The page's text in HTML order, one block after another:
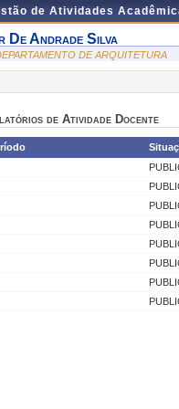
de Atividades
De Andrade Silva
DE ARQUITETURA
de Atividade Docente